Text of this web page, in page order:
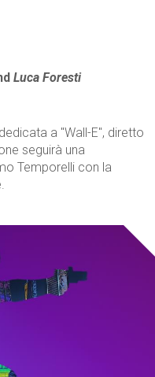
Luca Foresti
a "Wall-E", diretto
seguirà una
Temporelli con la